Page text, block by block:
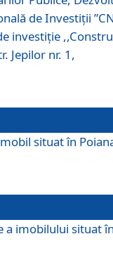
de Investiţii
investiție
Jepilor nr. 1,
situat în
a imobilului situat